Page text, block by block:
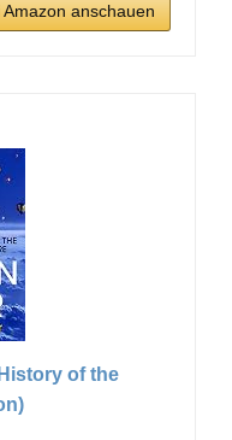
Amazon anschauen
of the